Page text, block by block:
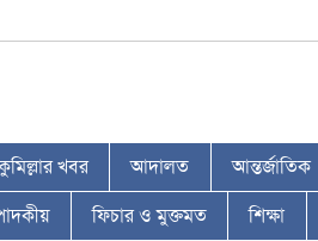
খবর আদালত আন্তর্জাতিক
ফিচার ও মুক্তমত শিক্ষা